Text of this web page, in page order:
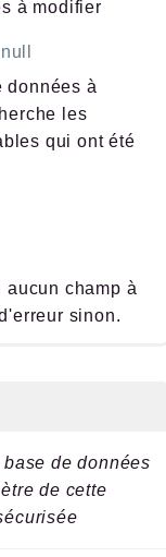
à modifier
null
données à
les
qui ont été
champ à
sinon.
de données
de cette